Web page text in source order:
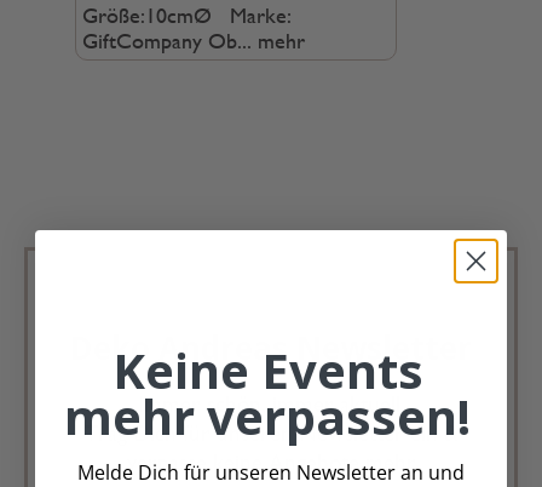
Größe:10cmØ Marke:
GiftCompany Ob... mehr
Deko Andreas Newsletter
Immer schön, immer aktuell.
Trag Dich für unseren Newsletter ein &
verpasse keine Angebote mehr
Keine Events
mehr verpassen!
Melde Dich für unseren Newsletter an und